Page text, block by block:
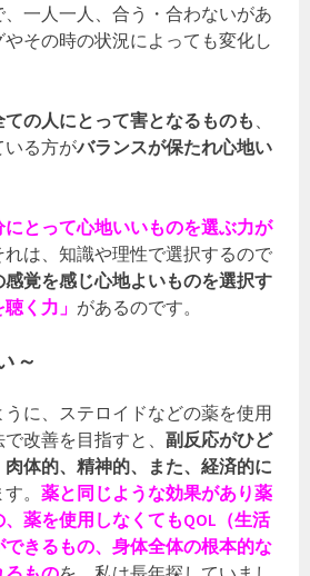
一人一人、合う・合わないがあ
その時の状況によっても変化し
ての人にとって害となるものも
いる方がバランスが保たれ心地い
にとって心地いいものを選ぶ力が
れは、知識や理性で選択するので
感覚を感じ心地よいものを選択す
く力」 があるのです。
～
に、ステロイドなどの薬を使用
で改善を目指すと、副反応がひど
肉体的、精神的、また、経済的に
す。薬と同じような効果があり薬
薬を使用しなくてもQOL（生活
きるもの、身体全体の根本的な